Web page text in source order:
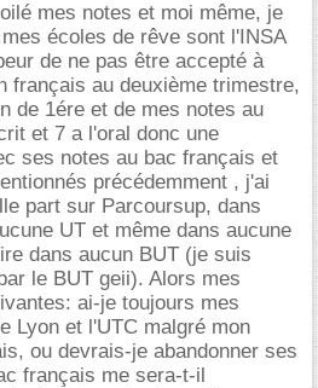
mes notes et moi même, je
écoles de rêve sont l'INSA
de ne pas être accepté à
français au deuxième trimestre,
de 1ére et de mes notes au
et 7 a l'oral donc une
ses notes au bac français et
précédemment , j'ai
part sur Parcoursup, dans
UT et même dans aucune
dans aucun BUT (je suis
le BUT geii). Alors mes
ai-je toujours mes
Lyon et l'UTC malgré mon
ou devrais-je abandonner ses
français me sera-t-il